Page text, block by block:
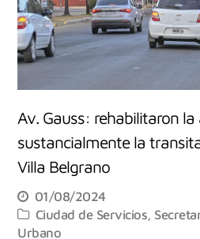
Av. Gauss: rehabilitaron
sustancialmente la
Villa Belgrano
01/08/2024
Ciudad de Servicios,
Urbano